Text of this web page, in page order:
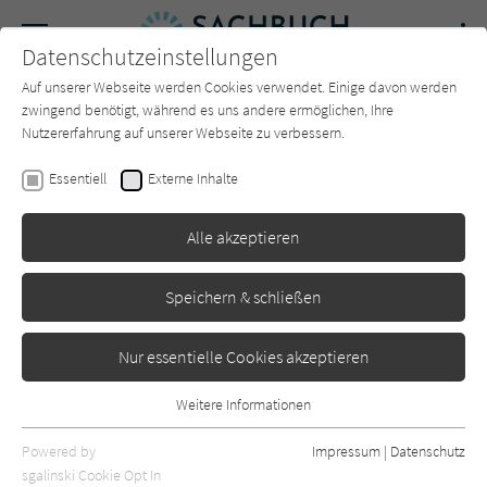
SUCHE Forum Charts Newsletter
Till Ottlitz
Erschienen: April 2023 0
Datenschutzeinstellungen
Auf unserer Webseite werden Cookies verwendet. Einige davon werden
zwingend benötigt, während es uns andere ermöglichen, Ihre
Nutzererfahrung auf unserer Webseite zu verbessern.
Essentiell Externe Inhalte
Alle akzeptieren
Speichern & schließen
Nur essentielle Cookies akzeptieren
Essentielle Cookies werden für grundlegende Funktionen der
Webseite benötigt. Dadurch ist gewährleistet, dass die Webseite
Weitere Informationen
Powered by
sgalinski Cookie Opt In
Impressum | Datenschutz